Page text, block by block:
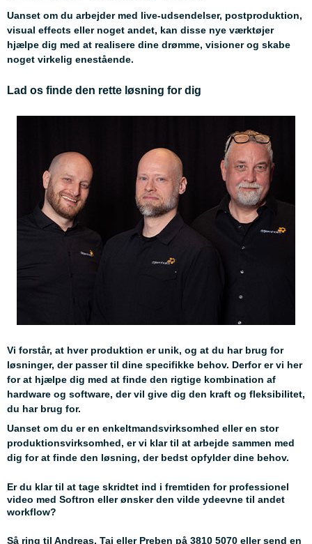
Uanset om du arbejder med live-udsendelser, postproduktion,
visual effects eller noget andet, kan disse nye værktøjer
hjælpe dig med at realisere dine drømme, visioner og skabe
noget virkelig enestående.
Lad os finde den rette løsning for dig
Vi forstår, at hver produktion er unik, og at du har brug for
løsninger, der passer til dine specifikke behov. Derfor er vi her
for at hjælpe dig med at finde den rigtige kombination af
hardware og software, der vil give dig den kraft og fleksibilitet,
du har brug for.
Uanset om du er en enkeltmandsvirksomhed eller en stor
produktionsvirksomhed, er vi klar til at arbejde sammen med
dig for at finde den løsning, der bedst opfylder dine behov.
Er du klar til at tage skridtet ind i fremtiden for professionel
video med Softron eller ønsker den vilde ydeevne til andet
workflow?
Så ring til Andreas, Tai eller Preben på 3810 5070 eller send en